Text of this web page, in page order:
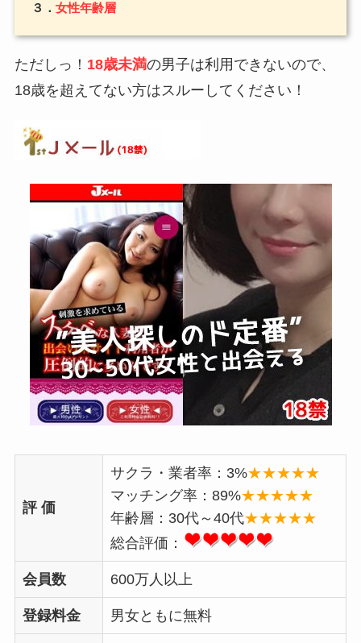
３． 女性年齢層
ただしっ！ 18歳未満の男子は利用できないので、
18歳を超えてない方はスルーしてください！
評 価
サクラ・業者率：3%★★★★★
マッチング率：89%★★★★★
年齢層：30代～40代★★★★★
総合評価：
会員数 600万人以上
登録料金 男女ともに無料